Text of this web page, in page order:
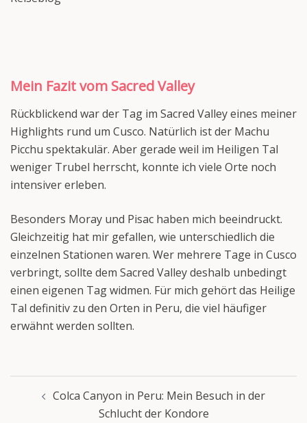
Mein Fazit vom Sacred Valley
Rückblickend war der Tag im Sacred Valley eines meiner
Highlights rund um Cusco. Natürlich ist der Machu
Picchu spektakulär. Aber gerade weil im Heiligen Tal
weniger Trubel herrscht, konnte ich viele Orte noch
intensiver erleben.
Besonders Moray und Pisac haben mich beeindruckt.
Gleichzeitig hat mir gefallen, wie unterschiedlich die
einzelnen Stationen waren. Wer mehrere Tage in Cusco
verbringt, sollte dem Sacred Valley deshalb unbedingt
einen eigenen Tag widmen. Für mich gehört das Heilige
Tal definitiv zu den Orten in Peru, die viel häufiger
erwähnt werden sollten.
Colca Canyon in Peru: Mein Besuch in der
Schlucht der Kondore